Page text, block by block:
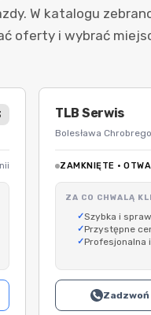
W katalogu
oferty i wybrać
TLB Serwis
Bolesława
ZAMKNIĘTE ·
ZA CO CHWALĄ
Szybka i
Przystępne
Profesjonalna i
Zadzwoń